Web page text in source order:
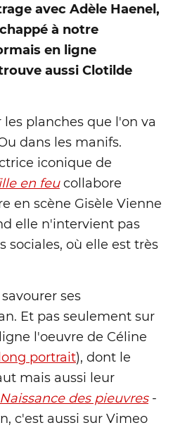
avec Adèle Haenel,
à notre
en ligne
aussi Clotilde
planches que l'on va
dans les manifs.
iconique de
en feucollabore
en scène Gisèle Vienne
elle n'intervient pas
sociales, où elle est très
ses
Et pas seulement sur
l'oeuvre de Céline
portrait), dont le
mais aussi leur
Naissance des pieuvres-
c'est aussi sur Vimeo